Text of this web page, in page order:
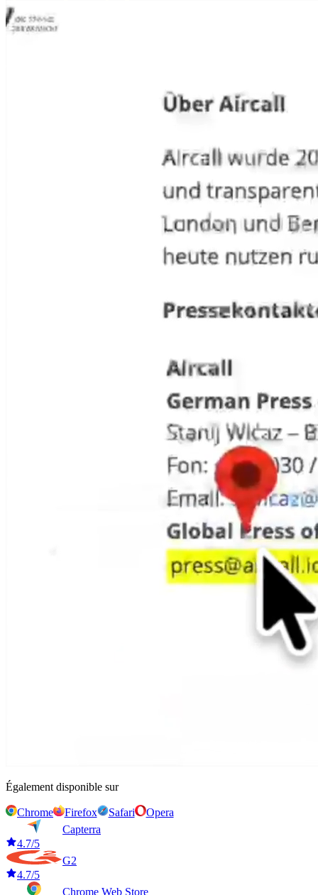
Également disponible sur
Chrome Firefox Safari
Opera
Capterra
4.7/5
G2
4.7/5
Chrome Web Store